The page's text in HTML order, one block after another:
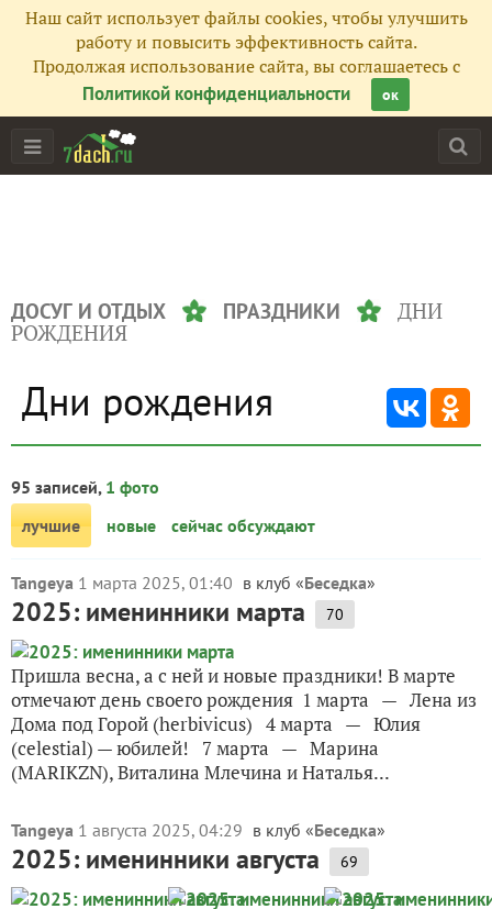
Наш сайт использует файлы cookies, чтобы улучшить
работу и повысить эффективность сайта.
Продолжая использование сайта, вы соглашаетесь с
Политикой конфиденциальности
ок
ДОСУГ И ОТДЫХ ПРАЗДНИКИ
ДНИ
РОЖДЕНИЯ
Дни рождения
95 записей, 1 фото
лучшие
новые сейчас обсуждают
Tangeya 1 марта 2025, 01:40 в клуб «Беседка»
2025: именинники марта 70
Пришла весна, а с ней и новые праздники! В марте
отмечают день своего рождения 1 марта — Лена из
Дома под Горой (herbivicus) 4 марта — Юлия
(celestial) — юбилей! 7 марта — Марина
(MARIKZN), Виталина Млечина и Наталья...
Tangeya 1 августа 2025, 04:29 в клуб «Беседка»
2025: именинники августа 69